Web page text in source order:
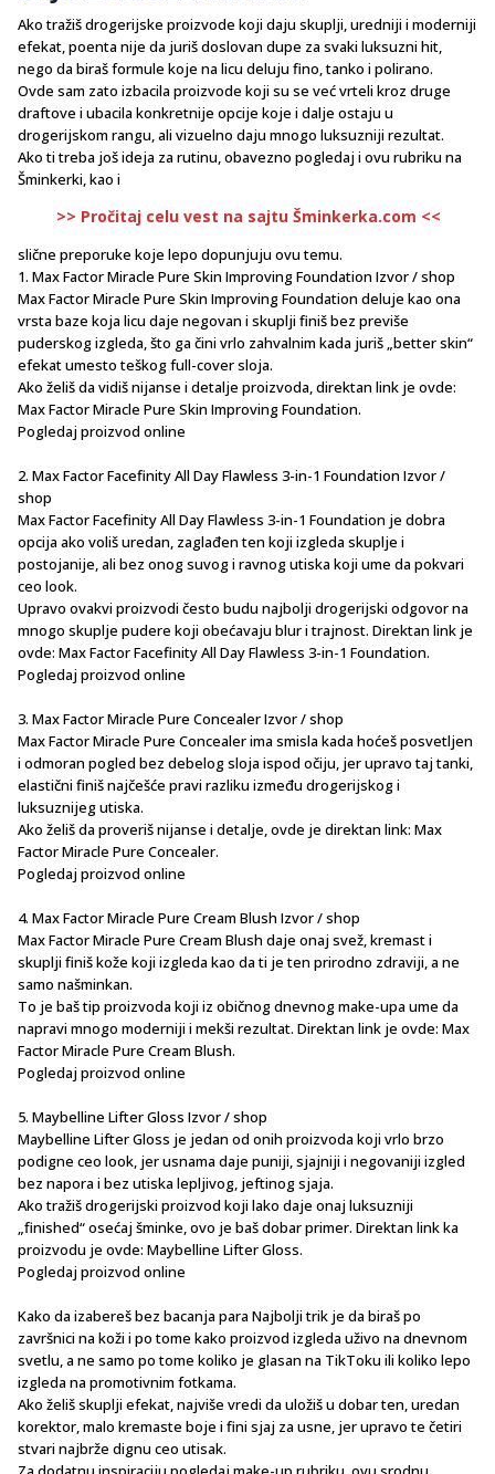
Ako tražiš drogerijske proizvode koji daju skuplji, uredniji i moderniji
efekat, poenta nije da juriš doslovan dupe za svaki luksuzni hit,
nego da biraš formule koje na licu deluju fino, tanko i polirano.
Ovde sam zato izbacila proizvode koji su se već vrteli kroz druge
draftove i ubacila konkretnije opcije koje i dalje ostaju u
drogerijskom rangu, ali vizuelno daju mnogo luksuzniji rezultat.
Ako ti treba još ideja za rutinu, obavezno pogledaj i ovu rubriku na
Šminkerki, kao i
>> Pročitaj celu vest na sajtu Šminkerka.com <<
slične preporuke koje lepo dopunjuju ovu temu.
1. Max Factor Miracle Pure Skin Improving Foundation Izvor / shop
Max Factor Miracle Pure Skin Improving Foundation deluje kao ona
vrsta baze koja licu daje negovan i skuplji finiš bez previše
puderskog izgleda, što ga čini vrlo zahvalnim kada juriš „better skin“
efekat umesto teškog full-cover sloja.
Ako želiš da vidiš nijanse i detalje proizvoda, direktan link je ovde:
Max Factor Miracle Pure Skin Improving Foundation.
Pogledaj proizvod online
2. Max Factor Facefinity All Day Flawless 3-in-1 Foundation Izvor /
shop
Max Factor Facefinity All Day Flawless 3-in-1 Foundation je dobra
opcija ako voliš uredan, zaglađen ten koji izgleda skuplje i
postojanije, ali bez onog suvog i ravnog utiska koji ume da pokvari
ceo look.
Upravo ovakvi proizvodi često budu najbolji drogerijski odgovor na
mnogo skuplje pudere koji obećavaju blur i trajnost. Direktan link je
ovde: Max Factor Facefinity All Day Flawless 3-in-1 Foundation.
Pogledaj proizvod online
3. Max Factor Miracle Pure Concealer Izvor / shop
Max Factor Miracle Pure Concealer ima smisla kada hoćeš posvetljen
i odmoran pogled bez debelog sloja ispod očiju, jer upravo taj tanki,
elastični finiš najčešće pravi razliku između drogerijskog i
luksuznijeg utiska.
Ako želiš da proveriš nijanse i detalje, ovde je direktan link: Max
Factor Miracle Pure Concealer.
Pogledaj proizvod online
4. Max Factor Miracle Pure Cream Blush Izvor / shop
Max Factor Miracle Pure Cream Blush daje onaj svež, kremast i
skuplji finiš kože koji izgleda kao da ti je ten prirodno zdraviji, a ne
samo našminkan.
To je baš tip proizvoda koji iz običnog dnevnog make-upa ume da
napravi mnogo moderniji i mekši rezultat. Direktan link je ovde: Max
Factor Miracle Pure Cream Blush.
Pogledaj proizvod online
5. Maybelline Lifter Gloss Izvor / shop
Maybelline Lifter Gloss je jedan od onih proizvoda koji vrlo brzo
podigne ceo look, jer usnama daje puniji, sjajniji i negovaniji izgled
bez napora i bez utiska lepljivog, jeftinog sjaja.
Ako tražiš drogerijski proizvod koji lako daje onaj luksuzniji
„finished“ osećaj šminke, ovo je baš dobar primer. Direktan link ka
proizvodu je ovde: Maybelline Lifter Gloss.
Pogledaj proizvod online
Kako da izabereš bez bacanja para Najbolji trik je da biraš po
završnici na koži i po tome kako proizvod izgleda uživo na dnevnom
svetlu, a ne samo po tome koliko je glasan na TikToku ili koliko lepo
izgleda na promotivnim fotkama.
Ako želiš skuplji efekat, najviše vredi da uložiš u dobar ten, uredan
korektor, malo kremaste boje i fini sjaj za usne, jer upravo te četiri
stvari najbrže dignu ceo utisak.